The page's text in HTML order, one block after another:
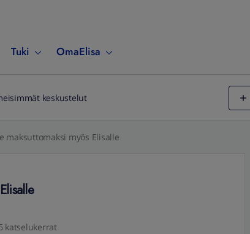
Tuki OmaElisa
keskustelut
maksuttomaksi myös Elisalle
katselukerrat